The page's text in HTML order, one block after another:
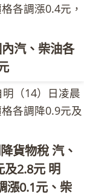
697 Email：
新聞聯絡
絡電話：02-
375 Email：
1912客服專線
油價資訊請參
產品與服
--亞鄰各國比較
限公司 發言
聯絡電話：02-
697 Email：
新聞聯絡
絡電話：02-
375 Email：
其他相關業
絡電話：02-
375 Email：
其他相關業
客服專線
及氣費計算方
全球資訊網公
。 台灣中油股
林珂如發言人
、0921-
新聞聯絡
電話：02-
375 Email：
其他相關業
關稅措施有緩
際油價上漲。
價指標7D3B週
新臺幣兌美元
整原則，汽、柴
元，惟為維持
家(日、韓、
0.2元，計算後
，未達啟動平
汽油價格不調
各調漲0.4元，
92無鉛汽油每
汽油每公升
每公升31.8
受美國對伊朗石
裁影響，導致
油價調整原則
價上漲2.34美
率升值0.390
按浮動油價機
汽、柴油各
（14）日凌晨
各調降0.9元及
分別為92無鉛
95無鉛汽油每
汽油每公升
公升26.5元。
貨物稅 汽、
2.8元 明
漲0.1元、柴